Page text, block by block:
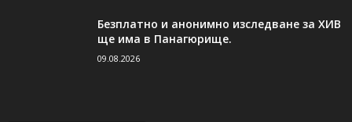
Безплатно и анонимно изследване за ХИВ
ще има в Панагюрище.
09.08.2026